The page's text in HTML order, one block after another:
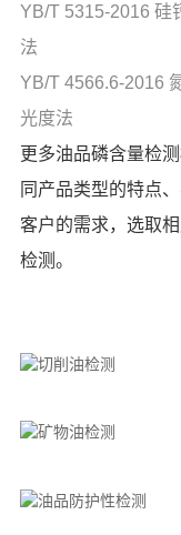
YB/T 5315-2016 硅
法
YB/T 4566.6-2016
光度法
更多油品磷含量检
同产品类型的特点
客户的需求，选取
检测。